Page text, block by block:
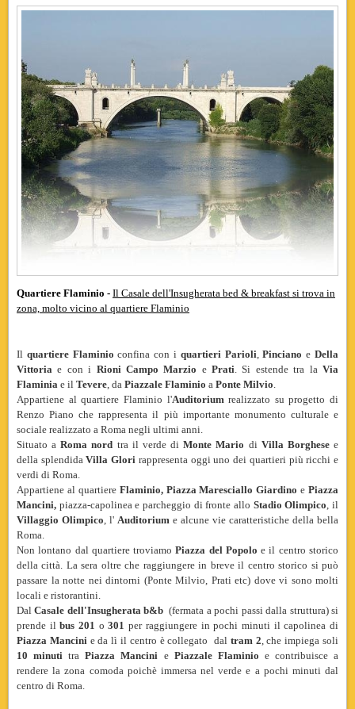
Quartiere Flaminio - Il Casale dell'Insugherata bed & breakfast si trova in
zona, molto vicino al quartiere Flaminio
Il quartiere Flaminioconfina con i quartieri Parioli,Pinciano eDella
Vittoria e con i Rioni Campo Marzio ePrati. Si estende tra laVia
Flaminia e il Tevere, da Piazzale Flaminio a Ponte Milvio.
Appartiene al quartiere Flaminio l'Auditoriumrealizzato su progetto di
Renzo Piano che rappresenta il più importante monumento culturale e
sociale realizzato a Roma negli ultimi anni.
Situato aRomanord tra il verde diMonte Mario di VillaBorghesee
della splendidaVillaGlori rappresenta oggi uno dei quartieri più ricchi e
verdi di Roma.
Appartiene al quartiere Flaminio, Piazza Maresciallo Giardinoe Piazza
Mancini, piazza-capolinea e parcheggio di fronte allo Stadio Olimpico, il
Villaggio Olimpico, l' Auditorium e alcune vie caratteristiche della bella
Roma.
Non lontano dal quartiere troviamoPiazza del Popoloe il centro storico
della città. La sera oltre che raggiungere in breve il centro storico si può
passare la notte nei dintorni (Ponte Milvio, Prati etc) dove vi sono molti
locali e ristorantini.
Dal Casale dell'Insugherata b&b (fermata a pochi passi dalla struttura) si
prende ilbus 201 o301per raggiungere in pochi minuti il capolinea di
Piazza Mancini e da lì il centro è collegato dal tram 2, che impiega soli
10 minutitraPiazza Mancini e Piazzale Flaminio e contribuisce a
rendere la zona comoda poichè immersa nel verde e a pochi minuti dal
centro di Roma.